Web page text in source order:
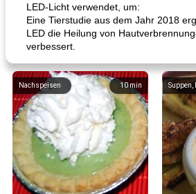
LED-Licht verwendet, um:
Eine Tierstudie aus dem Jahr 2018
LED die Heilung von
verbessert.
10min
Nachspeisen Suppen,